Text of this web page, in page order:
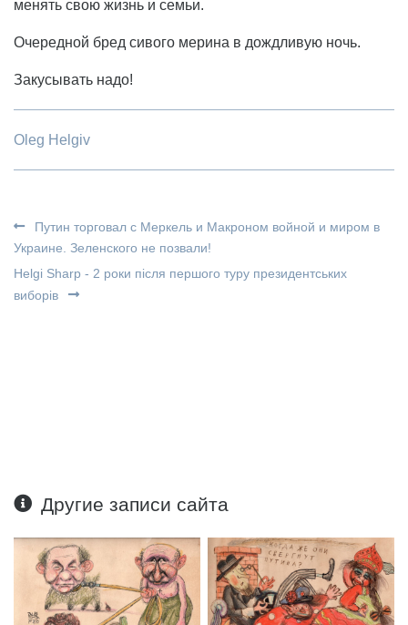
менять свою жизнь и семьи.
Очередной бред сивого мерина в дождливую ночь.
Закусывать надо!
Oleg Helgiv
Путин торговал с Меркель и Макроном войной и миром в
Украине. Зеленского не позвали!
Helgi Sharp - 2 роки після першого туру президентських
виборів
Другие записи сайта